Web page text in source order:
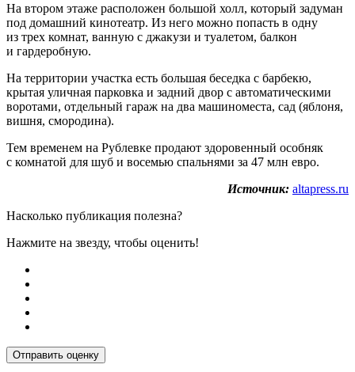
На втором этаже расположен большой холл, который задуман
под домашний кинотеатр. Из него можно попасть в одну
из трех комнат, ванную с джакузи и туалетом, балкон
и гардеробную.
На территории участка есть большая беседка с барбекю,
крытая уличная парковка и задний двор с автоматическими
воротами, отдельный гараж на два машиноместа, сад (яблоня,
вишня, смородина).
Тем временем на Рублевке продают здоровенный особняк
с комнатой для шуб и восемью спальнями за 47 млн евро.
Источник: altapress.ru
Насколько публикация полезна?
Нажмите на звезду, чтобы оценить!
Отправить оценку